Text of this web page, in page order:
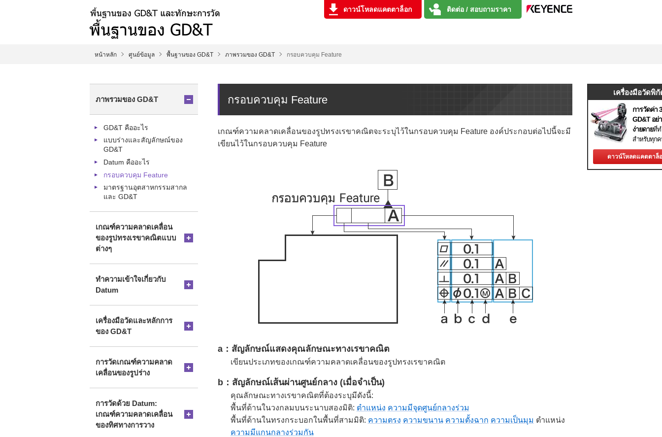
ดาวน์โหลดแคตตาล็อก ติดต่อ / สอบถามราคา
หน้าหลัก ศูนย์ข้อมูล พื้นฐานของ GD&T ภาพรวมของ GD&T กรอบควบคุม Feature
กรอบควบคุม Feature
เกณฑ์ความคลาดเคลื่อนของรูปทรงเรขาคณิตจะระบุไว้ในกรอบควบคุม Feature องค์ประกอบต่อไปนี้จะมี
เขียนไว้ในกรอบควบคุม Feature
a สัญลักษณ์แสดงคุณลักษณะทางเรขาคณิต
เขียนประเภทของเกณฑ์ความคลาดเคลื่อนของรูปทรงเรขาคณิต
b สัญลักษณ์เส้นผ่านศูนย์กลาง (เมื่อจำเป็น)
คุณลักษณะทางเรขาคณิตที่ต้องระบุมีดังนี้:
พื้นที่ด้านในวงกลมบนระนาบสองมิติ: ตำแหน่ง ความมีจุดศูนย์กลางร่วม
พื้นที่ด้านในทรงกระบอกในพื้นที่สามมิติ: ความตรง ความขนาน ความตั้งฉาก ความเป็นมุม ตำแหน่ง
ความมีแกนกลางร่วมกัน
ภาพรวมของ GD&T
GD&T คืออะไร
แบบร่างและสัญลักษณ์ของ
GD&T
Datum คืออะไร
กรอบควบคุม Feature
มาตรฐานอุตสาหกรรมสากล
และ GD&T
เกณฑ์ความคลาดเคลื่อน
ของรูปทรงเรขาคณิตแบบ
ต่างๆ
ทำความเข้าใจเกี่ยวกับ
Datum
เครื่องมือวัดและหลักการ
ของ GD&T
การวัดเกณฑ์ความคลาด
เคลื่อนของรูปร่าง
การวัดด้วย Datum:
เกณฑ์ความคลาดเคลื่อน
ของทิศทางการวาง
เครื่องมือวัดพิกั
การวัดค่า
GD&T อย่
ง่ายดายที่ท
สำหรับทุก
ดาวน์โหลดแคตตาล็